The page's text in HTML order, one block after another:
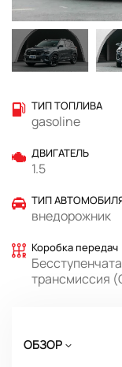
ТИП ТОПЛИВА
gasoline
ДВИГАТЕЛЬ
1.5
ТИП
внедорожник
Коробка передач
трансмиссия
ОБЗОР